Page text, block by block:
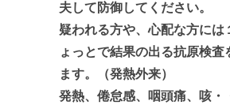
夫して防御してください。
疑われる方や、心配な方には
ょっとで結果の出る抗原検査
ます。（発熱外来）
発熱、倦怠感、咽頭痛、咳